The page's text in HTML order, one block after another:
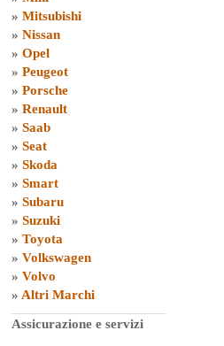
» Mitsubishi
» Nissan
» Opel
» Peugeot
» Porsche
» Renault
» Saab
» Seat
» Skoda
» Smart
» Subaru
» Suzuki
» Toyota
» Volkswagen
» Volvo
» Altri Marchi
Assicurazione e servizi